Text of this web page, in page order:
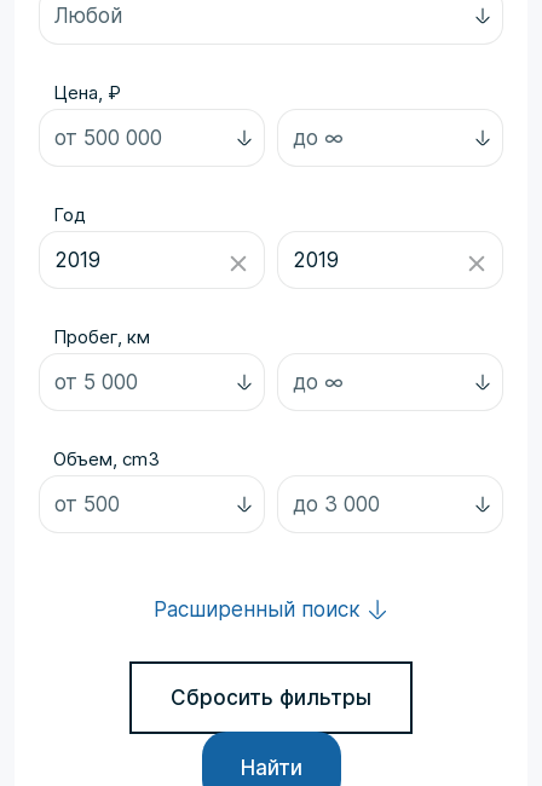
Цена, ₽
Год
Пробег, км
Объем, cm3
Расширенный поиск
Сбросить фильтры
Найти